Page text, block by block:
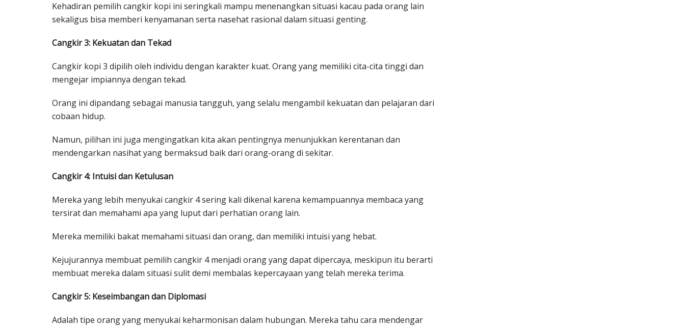
Kehadiran pemilih cangkir kopi ini seringkali mampu menenangkan situasi kacau pada orang lain
sekaligus bisa memberi kenyamanan serta nasehat rasional dalam situasi genting.
Cangkir 3: Kekuatan dan Tekad
Cangkir kopi 3 dipilih oleh individu dengan karakter kuat. Orang yang memiliki cita-cita tinggi dan
mengejar impiannya dengan tekad.
Orang ini dipandang sebagai manusia tangguh, yang selalu mengambil kekuatan dan pelajaran dari
cobaan hidup.
Namun, pilihan ini juga mengingatkan kita akan pentingnya menunjukkan kerentanan dan
mendengarkan nasihat yang bermaksud baik dari orang-orang di sekitar.
Cangkir 4: Intuisi dan Ketulusan
Mereka yang lebih menyukai cangkir 4 sering kali dikenal karena kemampuannya membaca yang
tersirat dan memahami apa yang luput dari perhatian orang lain.
Mereka memiliki bakat memahami situasi dan orang, dan memiliki intuisi yang hebat.
Kejujurannya membuat pemilih cangkir 4 menjadi orang yang dapat dipercaya, meskipun itu berarti
membuat mereka dalam situasi sulit demi membalas kepercayaan yang telah mereka terima.
Cangkir 5: Keseimbangan dan Diplomasi
Adalah tipe orang yang menyukai keharmonisan dalam hubungan. Mereka tahu cara mendengar